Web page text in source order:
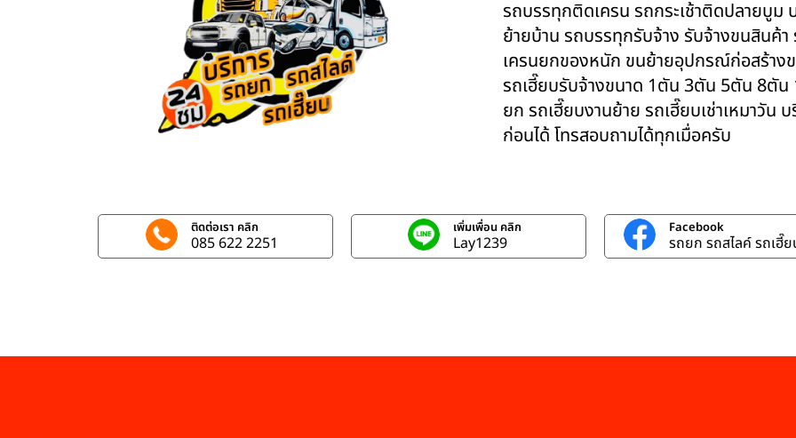
รถบรรทุกติดเครน รถกระเช้าติดปลายบู
ย้ายบ้าน รถบรรทุกรับจ้าง รับจ้างขนสินค้
เครนยกของหนัก ขนย้ายอุปกรณ์ก่อสร้าง
รถเฮี๊ยบรับจ้างขนาด 1ตัน 3ตัน 5ตัน 8ตั
ยก รถเฮี๊ยบงานย้าย รถเฮี๊ยบเช่าเหมาวัน
ก่อนได้ โทรสอบถามได้ทุกเมื่อครับ
ติดต่อเรา คลิก
085 622 2251
เพิ่มเพื่อน คลิก
Lay1239
Facebook
รถยก รถสไลค์ รถเฮี๊ย